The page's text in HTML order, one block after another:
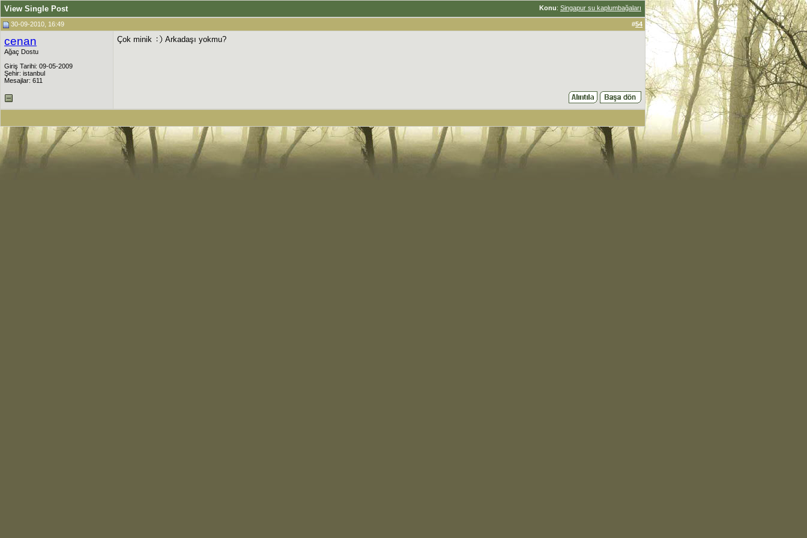
Konu: Singapur su kaplumbağaları
View Single Post
30-09-2010, 16:49 #54
cenan
Ağaç Dostu
Giriş Tarihi: 09-05-2009
Şehir: istanbul
Mesajlar: 611
Çok minik Arkadaşı yokmu?